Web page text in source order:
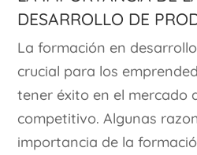
desarrollo de
La formación en
crucial para los
tener éxito en el mercado
competitivo. Algunas
importancia de la